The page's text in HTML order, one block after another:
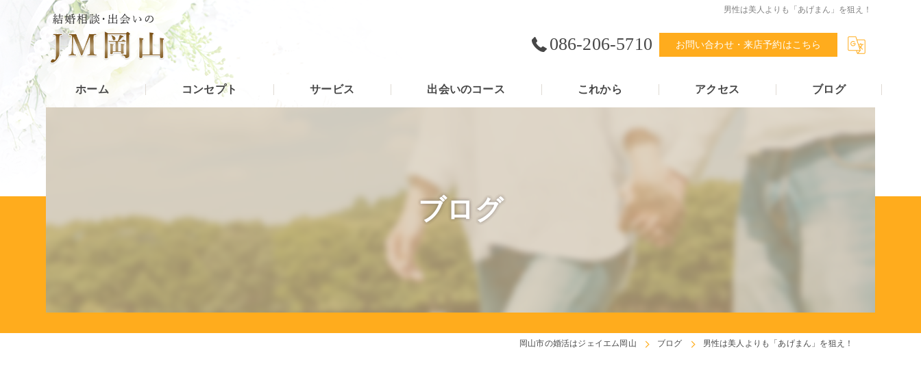
男性は美人よりも「あげまん」を狙え！
086-206-5710 お問い合わせ・来店予約はこちら
ホーム コンセプト サービス 出会いのコース これから アクセス ブログ
ブログ
岡山市の婚活はジェイエム岡山 ブログ 男性は美人よりも「あげまん」を狙え！